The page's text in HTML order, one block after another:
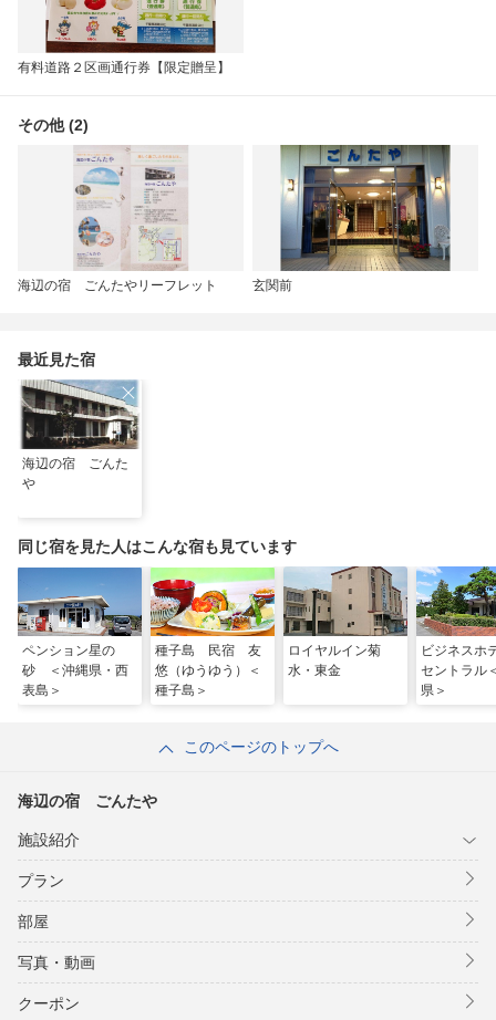
有料道路２区画通行券【限定贈呈】
その他 (2)
海辺の宿 ごんたやリーフレット 玄関前
最近見た宿
海辺の宿 ごんた
や
同じ宿を見た人はこんな宿も見ています
ペンション星の
砂 ＜沖縄県・西
表島＞
種子島 民宿 友
悠（ゆうゆう）＜
種子島＞
ロイヤルイン菊
水・東金
ビジネス
セントラル
県＞
このページのトップへ
海辺の宿 ごんたや
施設紹介
プラン
部屋
写真・動画
クーポン